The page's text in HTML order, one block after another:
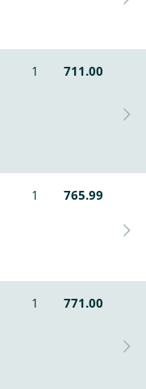
1 711.00
1 765.99
1 771.00